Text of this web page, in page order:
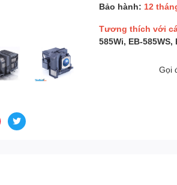
Bảo hành: 12
Tương thích với
585Wi, EB-585WS,
Gọi